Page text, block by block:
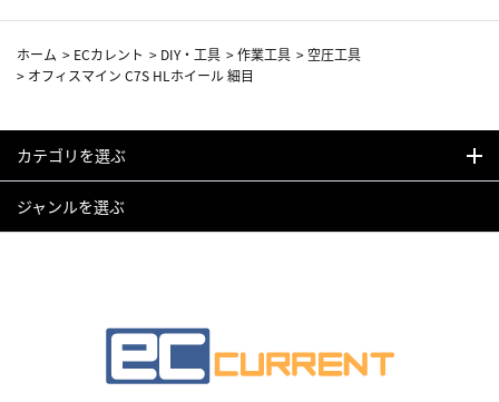
ホーム > ECカレント > DIY・工具 >作業工具 > 空圧工具
> オフィスマイン C7S HLホイール 細目
カテゴリを選ぶ
ジャンルを選ぶ